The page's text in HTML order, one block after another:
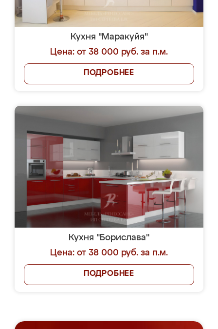
Кухня "Маракуйя"
Цена: от 38 000 руб. за п.м.
ПОДРОБНЕЕ
Кухня "Борислава"
Цена: от 38 000 руб. за п.м.
ПОДРОБНЕЕ